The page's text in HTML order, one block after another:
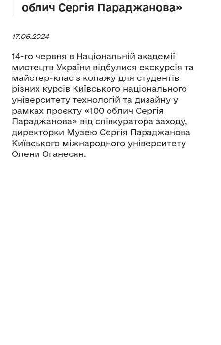
облич Сергія Параджанова»
17.06.2024
14-го червня в Національній академії
мистецтв України відбулися екскурсія та
майстер-клас з колажу для студентів
різних курсів Київського національного
університету технологій та дизайну у
рамках проєкту «100 облич Сергія
Параджанова» від співкуратора заходу,
директорки Музею Сергія Параджанова
Київського міжнародного університету
Олени Оганесян.